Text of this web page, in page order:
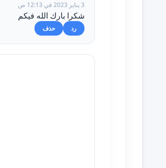
3 يناير 2023 في 12:13 ص
شكرا بارك الله فيكم
رد حذف